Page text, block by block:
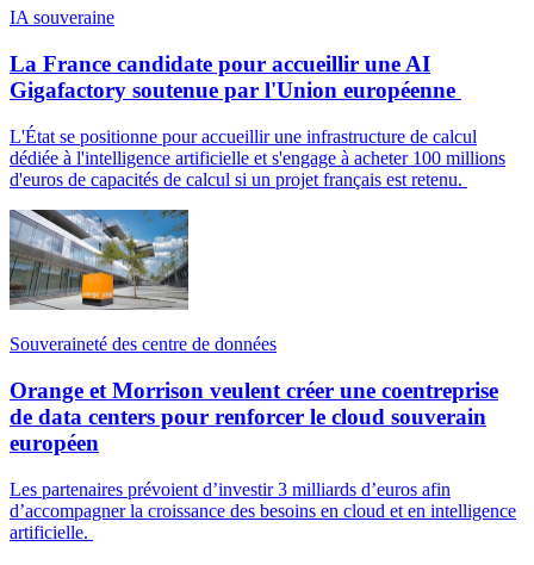
IA souveraine
La France candidate pour accueillir une AI
Gigafactory soutenue par l'Union européenne
L'État se positionne pour accueillir une infrastructure de calcul
dédiée à l'intelligence artificielle et s'engage à acheter 100 millions
d'euros de capacités de calcul si un projet français est retenu.
Souveraineté des centre de données
Orange et Morrison veulent créer une coentreprise
de data centers pour renforcer le cloud souverain
européen
Les partenaires prévoient d’investir 3 milliards d’euros afin
d’accompagner la croissance des besoins en cloud et en intelligence
artificielle.